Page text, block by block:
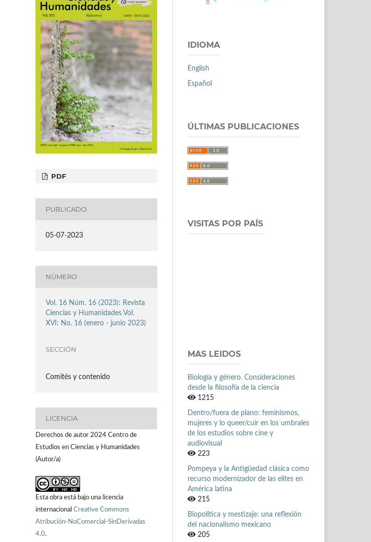
PDF
PUBLICADO
05-07-2023
NÚMERO
Vol. 16 Núm. 16 (2023): Revista
Ciencias y Humanidades Vol.
XVI: No. 16 (enero - junio 2023)
SECCIÓN
Comités y contenido
LICENCIA
Derechos de autor 2024 Centro de
Estudios en Ciencias y Humanidades
(Autor/a)
Esta obra está bajo una licencia
internacional Creative Commons
Atribución-NoComercial-SinDerivadas
4.0.
IDIOMA
English
Español
ÚLTIMAS PUBLICACIONES
VISITAS POR PAÍS
MAS LEIDOS
Biología y género. Consideraciones
desde la filosofía de la ciencia
1215
Dentro/fuera de plano: feminismos,
mujeres y lo queer/cuir en los umbrales
de los estudios sobre cine y
audiovisual
223
Pompeya y la Antigüedad clásica como
recurso modernizador de las elites en
América latina
215
Biopolítica y mestizaje: una reflexión
del nacionalismo mexicano
205